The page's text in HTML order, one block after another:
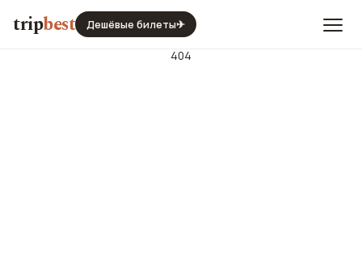
tripbest Дешёвые билеты✈
404